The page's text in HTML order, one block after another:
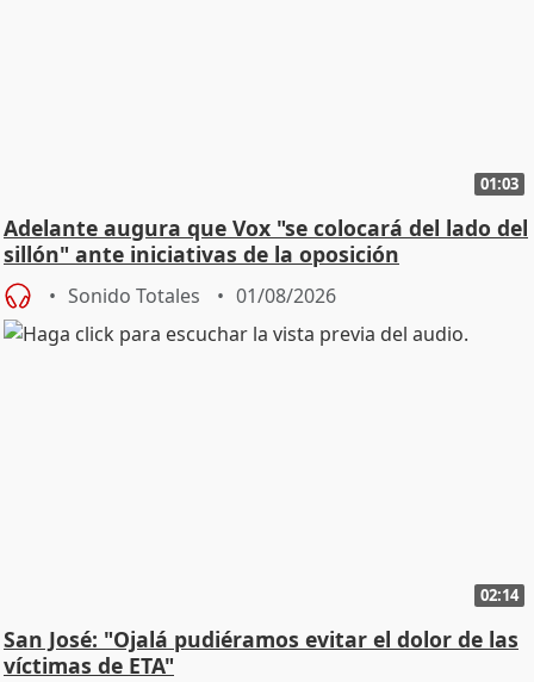
01:03
Adelante augura que Vox "se colocará del lado del
sillón" ante iniciativas de la oposición
Sonido Totales 01/08/2026
02:14
San José: "Ojalá pudiéramos evitar el dolor de las
víctimas de ETA"